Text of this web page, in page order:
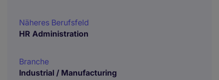
Näheres Berufsfeld
HR Administration
Branche
Industrial / Manufacturing